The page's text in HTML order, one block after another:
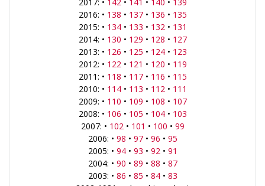
2016: • 138 • 137• 136 • 135
2015: • 134• 133 • 132• 131
2014: • 130 • 129 • 128 • 127
2013: • 126 • 125 • 124• 123
2012: • 122• 121 • 120 • 119
2011: • 118 • 117• 116 • 115
2010: • 114• 113 • 112• 111
2009: • 110 • 109 • 108 • 107
2008: • 106 • 105 • 104• 103
2007: • 102• 101 • 100 • 99
2006: • 98 • 97• 96 • 95
2005: • 94• 93 • 92• 91
2004: • 90 • 89 • 88 • 87
2003: • 86 • 85 • 84• 83